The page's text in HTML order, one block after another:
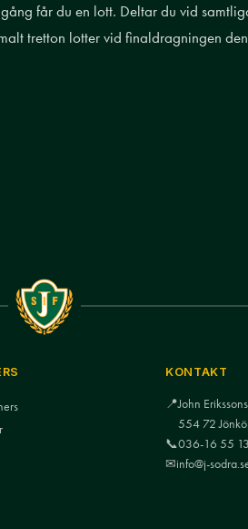
får du en lott. Deltar du vid
tretton lotter vid finaldragningen den
KONTAKT
📍John
554 72
📞036-16 55
✉info@j-